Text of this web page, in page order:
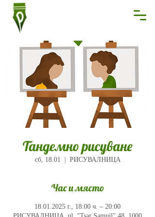
Тандемно рисуване
сб, 18.01 РИСУВАЛНИЦА
Час и място
18.01.2025 г., 18:00 ч. – 20:00